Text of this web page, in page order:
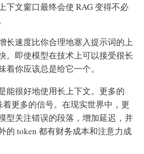
下文窗口最终会使 RAG 变得不必
长速度比你合理地塞入提示词的上
。即使模型在技术上可以接受很长
着你应该总是给它一个。
能很好地使用长上下文。更多的
更多的信号。在现实世界中，更
型关注错误的段落，增加延迟，并
的 token 都有财务成本和注意力成